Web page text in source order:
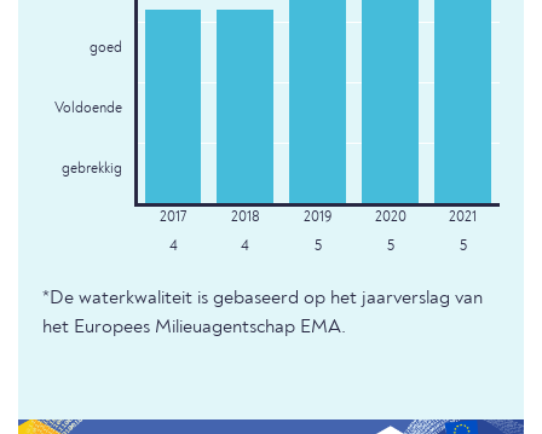
goed
Voldoende
gebrekkig
4 4 5 5 5
*De waterkwaliteit is gebaseerd op het jaarverslag van
het Europees Milieuagentschap EMA.